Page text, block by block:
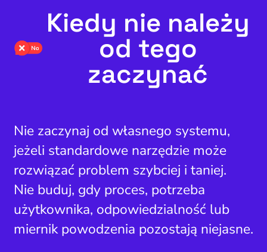
Kiedy nie należy
od tego
zaczynać
Nie zaczynaj od własnego systemu,
jeżeli standardowe narzędzie może
rozwiązać problem szybciej i taniej.
Nie buduj, gdy proces, potrzeba
użytkownika, odpowiedzialność lub
miernik powodzenia pozostają niejasne.